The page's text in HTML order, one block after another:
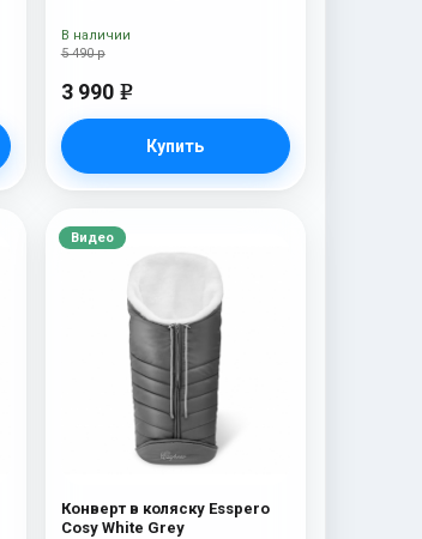
5 490 р
3 990 e
Купить
В наличии
Видео
Конверт в коляску Esspero
Cosy White Grey